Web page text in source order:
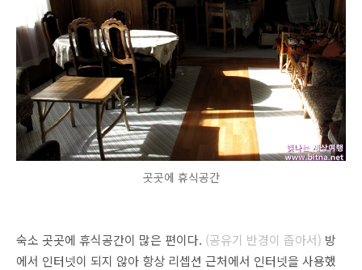
곳곳에 휴식공간
숙소 곳곳에 휴식공간이 많은 편이다. (공유기 반경이 좁아서) 방
에서 인터넷이 되지 않아 항상 리셉션 근처에서 인터넷을 사용했